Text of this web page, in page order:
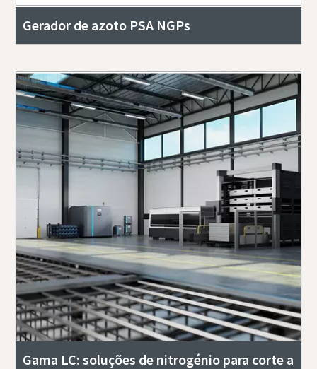
Gerador de azoto PSA NGPs
Gama LC: soluções de nitrogénio para corte a